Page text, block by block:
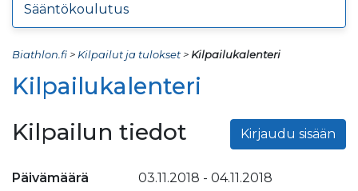
Sääntökoulutus
Biathlon.fi> Kilpailut ja tulokset> Kilpailukalenteri
Kilpailukalenteri
Kirjaudu sisään
Kilpailun tiedot
Päivämäärä 03.11.2018 - 04.11.2018